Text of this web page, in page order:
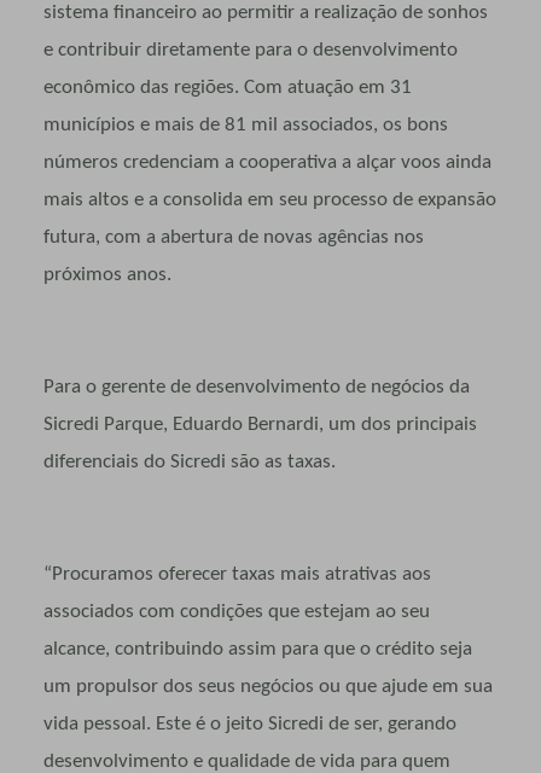
sistema financeiro ao permitir a realização de sonhos
e contribuir diretamente para o desenvolvimento
econômico das regiões. Com atuação em 31
municípios e mais de 81 mil associados, os bons
números credenciam a cooperativa a alçar voos ainda
mais altos e a consolida em seu processo de expansão
futura, com a abertura de novas agências nos
próximos anos.
Para o gerente de desenvolvimento de negócios da
Sicredi Parque, Eduardo Bernardi, um dos principais
diferenciais do Sicredi são as taxas.
“Procuramos oferecer taxas mais atrativas aos
associados com condições que estejam ao seu
alcance, contribuindo assim para que o crédito seja
um propulsor dos seus negócios ou que ajude em sua
vida pessoal. Este é o jeito Sicredi de ser, gerando
desenvolvimento e qualidade de vida para quem